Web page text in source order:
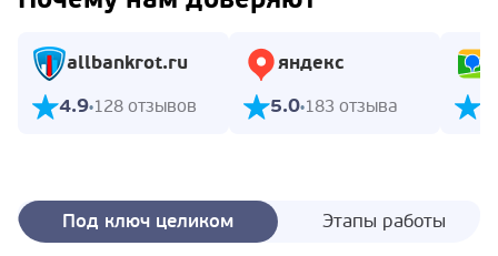
allbankrot.ru
4.9 128 отзывов
яндекс
5.0 183 отзыва
Под ключ целиком Этапы работы